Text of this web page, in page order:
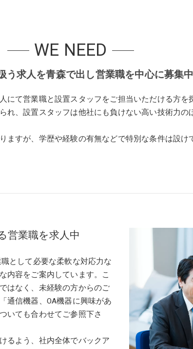
う求人を青森で出し営業職を中心に募集中
WE NEED
て営業職と設置スタッフをご担当いただける方
れ、設置スタッフは他社にも負けない高い技術力
ますが、学歴や経験の有無などで特別な条件は設
営業職を求人中
として必要な柔軟な対応力な
内容をご案内しています。こ
はなく、未経験の方からのご
通信機器、OA機器に興味があ
いても合わせてご参照下さ
るよう、社内全体でバックア